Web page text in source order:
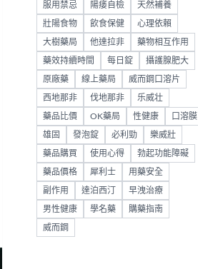
服用禁忌 陽痿自檢 天然補養
壯陽食物 飲食保健 心理依賴
大樹藥局 他達拉非 藥物相互作用
藥效持續時間 每日錠 攝護腺肥大
原廠藥 線上藥局 威而鋼口溶片
西地那非 伐地那非 乐威壮
藥品比價 OK藥局 性健康 口溶膜
雄固 發泡錠 必利勁 樂威壯
藥品購買 使用心得 勃起功能障礙
藥品價格 犀利士 用藥安全
副作用 達泊西汀 早洩治療
男性健康 學名藥 購藥指南
威而鋼